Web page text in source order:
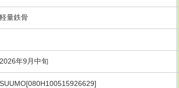
軽量鉄骨
2026年9月中旬
SUUMO[080H100515926629]